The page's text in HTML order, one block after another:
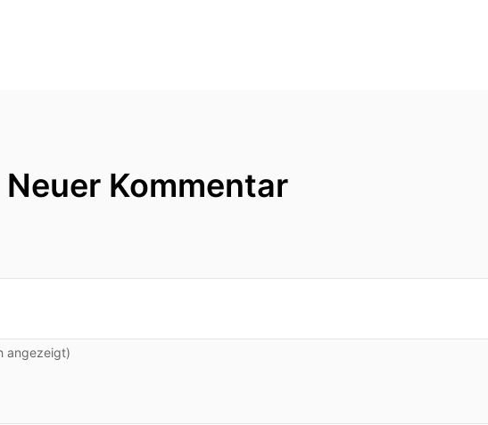
Neuer Kommentar
angezeigt)